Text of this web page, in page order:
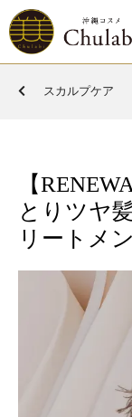
スカルプケア
【
とりツヤ
リートメ